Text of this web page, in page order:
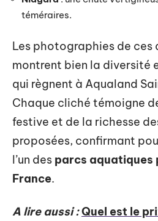
téméraires.
Les photographies de
montrent bien la diversité
qui règnent à Aqualand
Chaque cliché témoigne
festive et de la richesse
proposées, confirmant
l’un des parcs aquatiques
France.
A lire aussi :Quel est le